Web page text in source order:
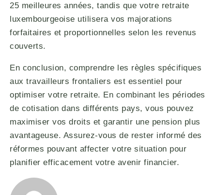
25 meilleures années, tandis que votre retraite
luxembourgeoise utilisera vos majorations
forfaitaires et proportionnelles selon les revenus
couverts.
En conclusion, comprendre les règles spécifiques
aux travailleurs frontaliers est essentiel pour
optimiser votre retraite. En combinant les périodes
de cotisation dans différents pays, vous pouvez
maximiser vos droits et garantir une pension plus
avantageuse. Assurez-vous de rester informé des
réformes pouvant affecter votre situation pour
planifier efficacement votre avenir financier.